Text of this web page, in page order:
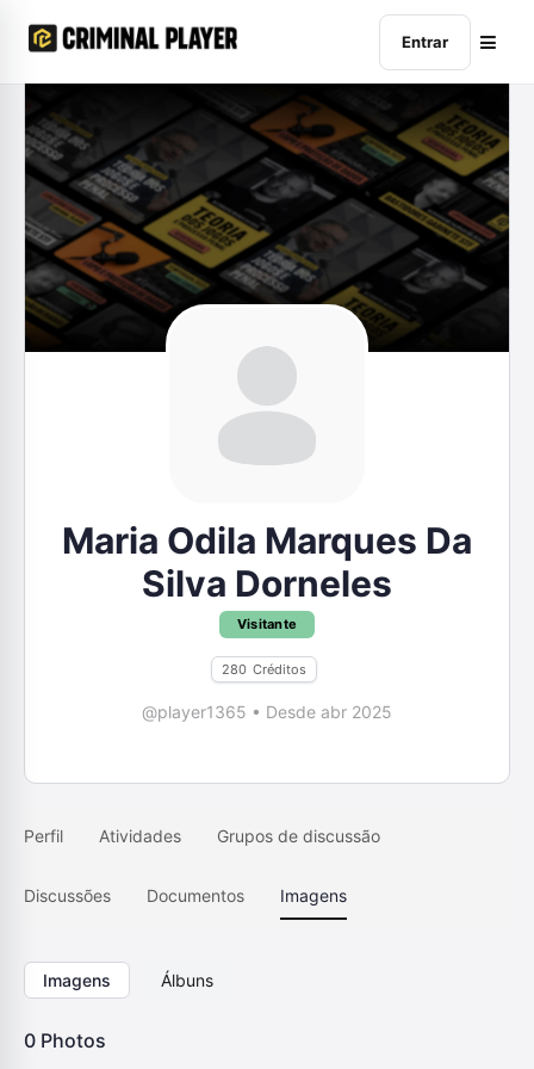
Entrar
Maria Odila Marques Da
Silva Dorneles
Visitante
280 Créditos
@player1365 • Desde abr 2025
Perfil Atividades Grupos de discussão
Discussões Documentos Imagens
Imagens Álbuns
0 Photos